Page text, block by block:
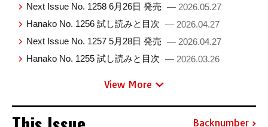
Next Issue No. 1258 6月26日 発売 — 2026.05.27
Hanako No. 1256 試し読みと目次 — 2026.04.27
Next Issue No. 1257 5月28日 発売 — 2026.04.27
Hanako No. 1255 試し読みと目次 — 2026.03.26
View More
Backnumber